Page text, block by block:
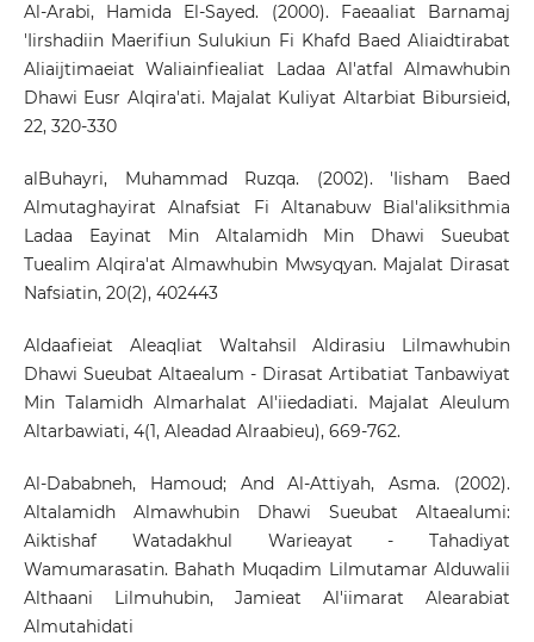
Al-Arabi, Hamida El-Sayed. (2000). Faeaaliat Barnamaj
'Iirshadiin Maerifiun Sulukiun Fi Khafd Baed Aliaidtirabat
Aliaijtimaeiat Waliainfiealiat Ladaa Al'atfal Almawhubin
Dhawi Eusr Alqira'ati. Majalat Kuliyat Altarbiat Bibursieid,
22, 320-330
alBuhayri, Muhammad Ruzqa. (2002). 'Iisham Baed
Almutaghayirat Alnafsiat Fi Altanabuw Bial'aliksithmia
Ladaa Eayinat Min Altalamidh Min Dhawi Sueubat
Tuealim Alqira'at Almawhubin Mwsyqyan. Majalat Dirasat
Nafsiatin, 20(2), 402443
Aldaafieiat Aleaqliat Waltahsil Aldirasiu Lilmawhubin
Dhawi Sueubat Altaealum - Dirasat Artibatiat Tanbawiyat
Min Talamidh Almarhalat Al'iiedadiati. Majalat Aleulum
Altarbawiati, 4(1, Aleadad Alraabieu), 669-762.
Al-Dababneh, Hamoud; And Al-Attiyah, Asma. (2002).
Altalamidh Almawhubin Dhawi Sueubat Altaealumi:
Aiktishaf Watadakhul Warieayat - Tahadiyat
Wamumarasatin. Bahath Muqadim Lilmutamar Alduwalii
Althaani Lilmuhubin, Jamieat Al'iimarat Alearabiat
Almutahidati